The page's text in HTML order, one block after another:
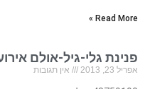
Read More »
פנינת גלי-גיל-אולם
אפריל 23, 2013 אין תגובות